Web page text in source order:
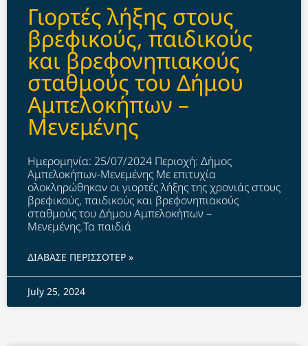
Γιορτές λήξης στους
βρεφικούς, παιδικούς
και βρεφονηπιακούς
σταθμούς του Δήμου
Αμπελοκήπων –
Μενεμένης
Ημερομηνία: 25/07/2024 Περιοχή: Δήμος
Αμπελοκήπων-Μενεμένης Με επιτυχία
ολοκληρώθηκαν οι γιορτές λήξης της χρονιάς στους
βρεφικούς, παιδικούς και βρεφονηπιακούς
σταθμούς του Δήμου Αμπελοκήπων –
Μενεμένης.Τα παιδιά
ΔΙΑΒΑΣΕ ΠΕΡΙΣΣΟΤΕΡ »
July 25, 2024